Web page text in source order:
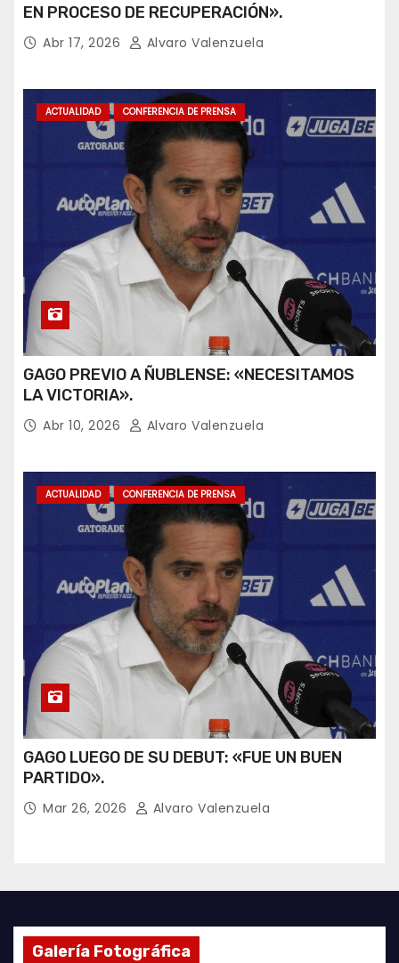
EN PROCESO DE RECUPERACIÓN».
Abr 17, 2026 Alvaro Valenzuela
ACTUALIDAD CONFERENCIA DE PRENSA
GAGO PREVIO A ÑUBLENSE: «NECESITAMOS
LA VICTORIA».
Abr 10, 2026 Alvaro Valenzuela
ACTUALIDAD CONFERENCIA DE PRENSA
GAGO LUEGO DE SU DEBUT: «FUE UN BUEN
PARTIDO».
Mar 26, 2026 Alvaro Valenzuela
Galería Fotográfica